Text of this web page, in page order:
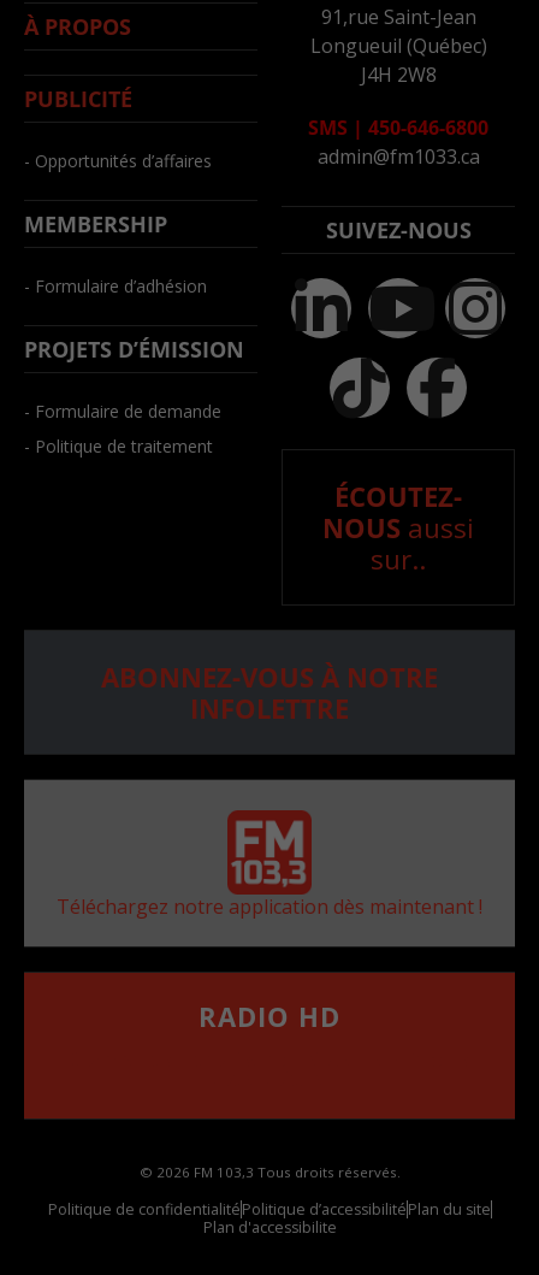
À PROPOS
PUBLICITÉ
- Opportunités d’affaires
MEMBERSHIP
- Formulaire d’adhésion
PROJETS D’ÉMISSION
- Formulaire de demande
- Politique de traitement
91,rue Saint-Jean
Longueuil (Québec)
J4H 2W8
SMS | 450-646-6800
admin@fm1033.ca
SUIVEZ-NOUS
ÉCOUTEZ-
NOUS aussi
sur..
ABONNEZ-VOUS À NOTRE
INFOLETTRE
Téléchargez notre application dès maintenant !
RADIO HD
© 2026 FM 103,3 Tous droits réservés.
Politique de confidentialitéPolitique d’accessibilitéPlan du site
Plan d'accessibilite